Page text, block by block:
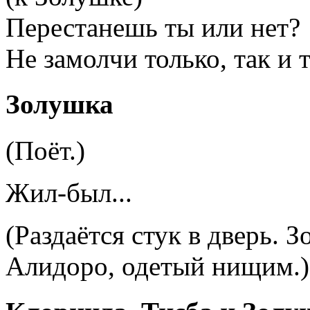
Перестанешь ты или нет?
Не замолчи только, так и
Золушка
(Поёт.)
Жил-был...
(Раздаётся стук в дверь.
Алидоро, одетый нищим.)